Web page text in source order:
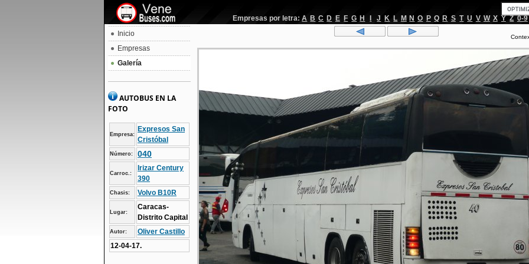
Empresas por letra: A B C D E F G H J K L M N O P Q R S T U V W X Y Z 0-9
Inicio
Empresas
Galería
AUTOBUS EN LA
FOTO
Empresa:
Expresos San
Cristóbal
Número: 040
Carroc.:
Irizar Century
390
Chasis: Volvo B10R
Lugar:
Caracas-
Distrito Capital
Autor:
Oliver Castillo
12-04-17.